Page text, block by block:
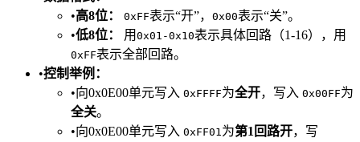
•​​高8位：​ 0xFF表示“开”， 0x00表示“关”。
•​​低8位：​ ​ 用 0x01-0x10表示具体回路（1-16），用
0xFF表示全部回路。
•​​控制举例：​
•向0x0E00单元写入 0xFFFF为​​全开​​，写入 0x00FF为​
全关​​。
•向0x0E00单元写入 0xFF01 为​​第1回路开​​，写